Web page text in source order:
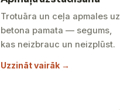
Trotuāra un ceļa apmales uz
betona pamata — segums,
kas neizbrauc un neizplūst.
Uzzināt vairāk →